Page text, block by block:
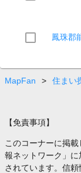
鳳珠郡
MapFan > 住まい
【免責事項】
このコーナーに掲
報ネットワーク」
されています。信